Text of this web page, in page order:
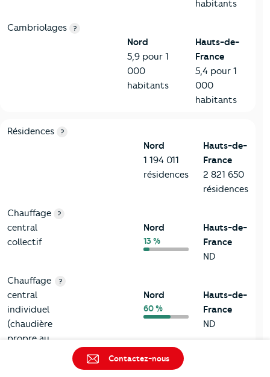
habitants
Cambriolages ?
Nord
5,9 pour 1
000
habitants
Hauts-de-
France
5,4 pour 1
000
habitants
8-Chauffage
Critères Nord
Résidences ?
Nord
1 194 011
résidences
Hauts-de-
France
2 821 650
résidences
Chauffage
central
collectif
?
Nord
13 %
Hauts-de-
France
ND
Chauffage
central
individuel
(chaudière
propre au
?
Nord
60 %
Hauts-de-
France
ND
Contactez-nous